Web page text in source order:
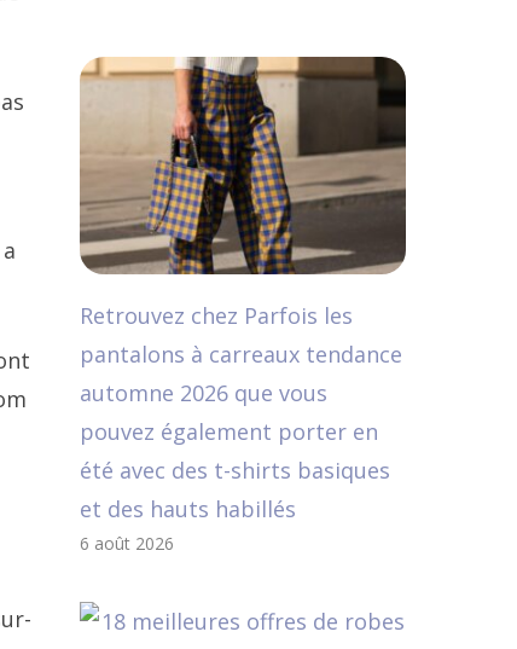
Retrouvez chez Parfois les
pantalons à carreaux tendance
automne 2026 que vous
pouvez également porter en
été avec des t-shirts basiques
et des hauts habillés
6 août 2026